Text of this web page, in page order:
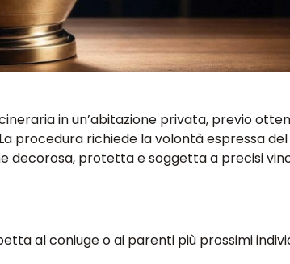
in un’abitazione privata, previo
procedura richiede la volontà espressa
decorosa, protetta e soggetta a precisi
al coniuge o ai parenti più prossimi